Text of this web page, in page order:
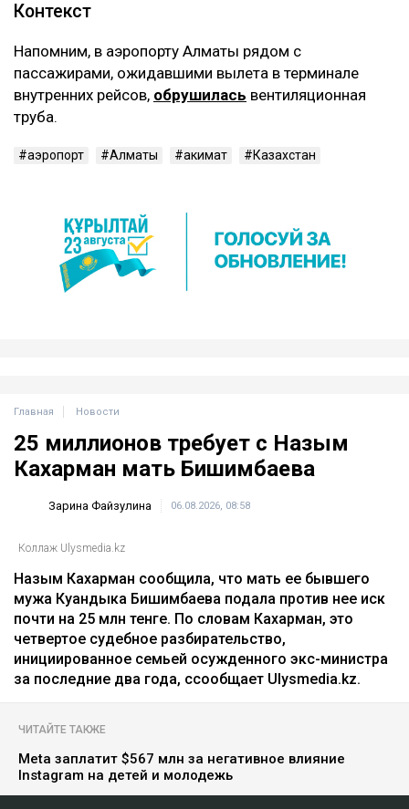
Контекст
Напомним, в аэропорту Алматы рядом с
пассажирами, ожидавшими вылета в терминале
внутренних рейсов, обрушилась вентиляционная
труба.
аэропорт Алматы акимат Казахстан
Главная Новости
25 миллионов требует с Назым
Кахарман мать Бишимбаева
Зарина Файзулина 06.08.2026, 08:58
Коллаж Ulysmedia.kz
Назым Кахарман сообщила, что мать ее бывшего
мужа Куандыка Бишимбаева подала против нее иск
почти на 25 млн тенге. По словам Кахарман, это
четвертое судебное разбирательство,
инициированное семьей осужденного экс-министра
за последние два года, ссообщает Ulysmedia.kz.
ЧИТАЙТЕ ТАКЖЕ
Meta заплатит $567 млн за негативное влияние
Instagram на детей и молодежь